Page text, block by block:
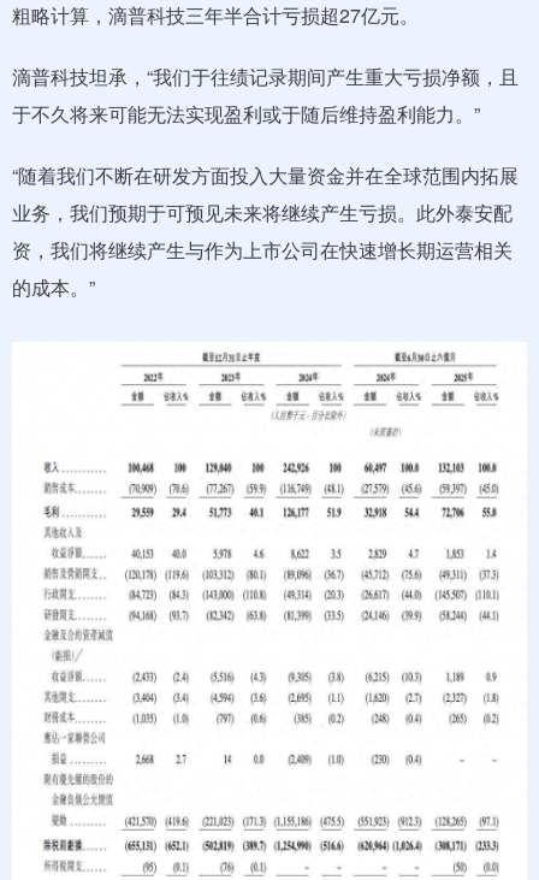
粗略计算，滴普科技三年半合计亏损超27亿元。
滴普科技坦承，“我们于往绩记录期间产生重大亏损净额，且
于不久将来可能无法实现盈利或于随后维持盈利能力。”
“随着我们不断在研发方面投入大量资金并在全球范围内拓展
业务，我们预期于可预见未来将继续产生亏损。此外泰安配
资，我们将继续产生与作为上市公司在快速增长期运营相关
的成本。”